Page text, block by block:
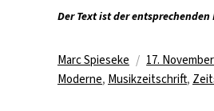
Der Text ist der
Autor
Marc Spieseke
Veröffentlicht
am
17.
Moderne, Musikzeitschrift,